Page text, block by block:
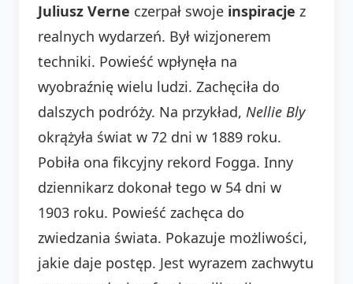
Juliusz Verne czerpał swoje inspiracje z
realnych wydarzeń. Był wizjonerem
techniki. Powieść wpłynęła na
wyobraźnię wielu ludzi. Zachęciła do
dalszych podróży. Na przykład, Nellie Bly
okrążyła świat w 72 dni w 1889 roku.
Pobiła ona fikcyjny rekord Fogga. Inny
dziennikarz dokonał tego w 54 dni w
1903 roku. Powieść zachęca do
zwiedzania świata. Pokazuje możliwości,
jakie daje postęp. Jest wyrazem zachwytu